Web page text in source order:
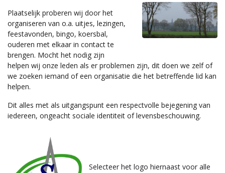
Plaatselijk proberen wij door het
organiseren van o.a. uitjes, lezingen,
feestavonden, bingo, koersbal,
ouderen met elkaar in contact te
brengen. Mocht het nodig zijn
helpen wij onze leden als er problemen zijn, dit doen we zelf of
we zoeken iemand of een organisatie die het betreffende lid kan
helpen.
Dit alles met als uitgangspunt een respectvolle bejegening van
iedereen, ongeacht sociale identiteit of levensbeschouwing.
Selecteer het logo hiernaast voor alle